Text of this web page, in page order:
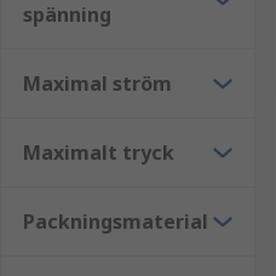
spänning
Maximal ström
Maximalt tryck
Packningsmaterial